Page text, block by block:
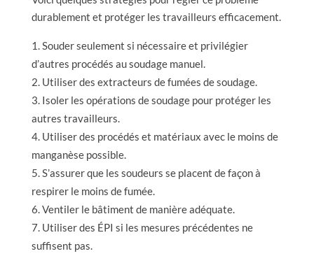
durablement et protéger les travailleurs efficacement.
Souder seulement si nécessaire et privilégier
d’autres procédés au soudage manuel.
Utiliser des extracteurs de fumées de soudage.
Isoler les opérations de soudage pour protéger les
autres travailleurs.
Utiliser des procédés et matériaux avec le moins de
manganèse possible.
S’assurer que les soudeurs se placent de façon à
respirer le moins de fumée.
Ventiler le bâtiment de manière adéquate.
Utiliser des ÉPI si les mesures précédentes ne
suffisent pas.